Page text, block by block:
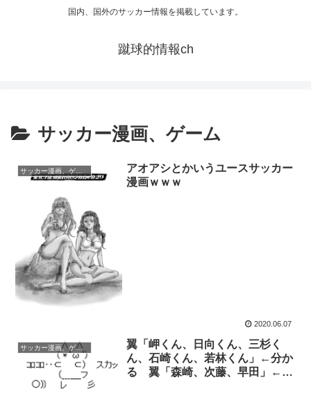
国内、国外のサッカー情報を掲載しています。
蹴球的情報ch
サッカー漫画、ゲーム
サッカー漫画、ゲーム
アオアシとかいうユースサッカー
漫画ｗｗｗ
2020.06.07
サッカー漫画、ゲーム
翼「岬くん、日向くん、三杉く
ん、石崎くん、若林くん」←分か
る 翼「森崎、次藤、早田」←え